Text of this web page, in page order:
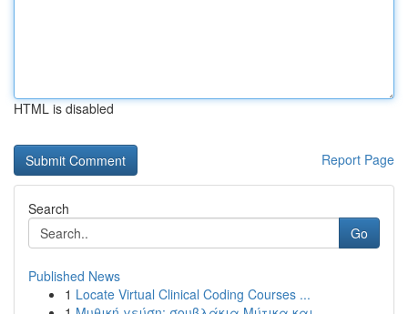
HTML is disabled
Report Page
Search
Go
Published News
1 Locate Virtual Clinical Coding Courses ...